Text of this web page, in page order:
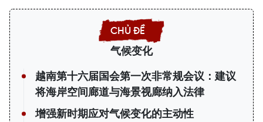
气候变化
越南第十六届国会第一次非常规会议：建议
将海岸空间廊道与海景视廊纳入法律
增强新时期应对气候变化的主动性